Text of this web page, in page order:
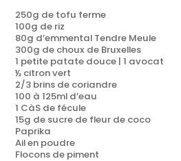
250g de tofu ferme
100g de riz
80g d’emmental Tendre Meule
300g de choux de Bruxelles
1 petite patate douce | 1 avocat
½ citron vert
2/3 brins de coriandre
100 à 125ml d’eau
1 CàS de fécule
15g de sucre de fleur de coco
Paprika
Ail en poudre
Flocons de piment